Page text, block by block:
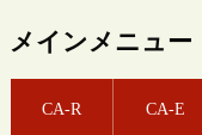
メインメニュー
CA-R CA-E